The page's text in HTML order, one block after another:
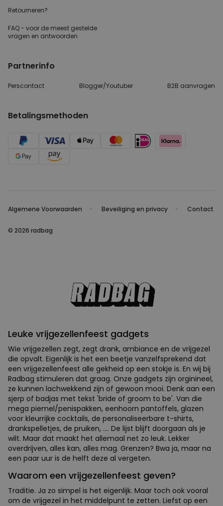
Retourneren?
FAQ - voor de meest gestelde
vragen en antwoorden
Partnerinfo
Perscontact Blogger/Youtuber B2B aanvragen
Betalingsmethoden
Algemene Voorwaarden Beveiliging en privacy Contact
© 2026 radbag
Leuke vrijgezellenfeest gadgets
Wie vrijgezellen zegt, zegt drank, ambiance en de vrijgezel
die opvalt. Eigenlijk is het een beetje vanzelfsprekend dat
een vrijgezellenfeest alle gekheid op een stokje is. En wij bij
Radbag stimuleren dat graag. Onze gadgets zijn orginineel,
ze kunnen lachwekkend zijn of gewoon mooi. Denk aan een
sjerp of badjas met tekst 'bride of groom to be'. Van die
mega piemel/penispakken, eenhoorn pantoffels, glazen
voor kleurrijke cocktails, de personaliseerbare t-shirts,
drankspelletjes, de pruiken, .... De lijst blijft doorgaan als je
wilt. Maar dat maakt het allemaal net zo leuk. Lekker
overdrijven, alles kan, alles mag. Grenzen? Bwa ja, maar na
een paar uur is de helft deze al vergeten.
Waarom een vrijgezellenfeest geven?
Traditie. Ja zo simpel is het eigenlijk. Maar toch ook vooral
om de vrijgezel in het middelpunt te zetten. Liefst op een